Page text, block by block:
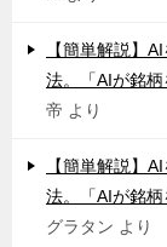
【簡単解説】
法。「AIが銘
帝 より
【簡単解説】
法。「AIが銘
グラタン より